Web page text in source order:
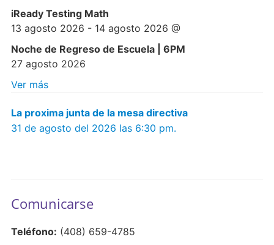
iReady Testing Math
13 agosto 2026 - 14 agosto 2026 @
Noche de Regreso de Escuela | 6PM
27 agosto 2026
Ver más
La proxima junta de la mesa directiva
31 de agosto del 2026 las 6:30 pm.
Comunicarse
Teléfono: (408) 659-4785